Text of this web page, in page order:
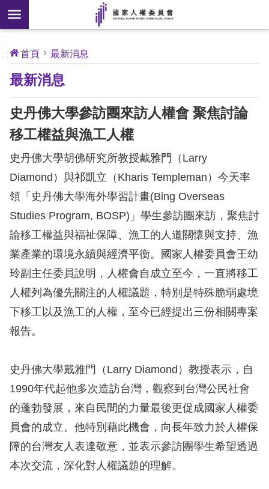
前往主要內容區塊
搜
尋
開
新
]
核
心
人
權
公
約
於
本
會
新
消
息
人
權
業
核
心
人
權
公
約
:::
首頁 最新消息
最新消息
史丹佛大學參訪團來訪人權會 聚焦討論
移工權益與漁工人權
史丹佛大學胡佛研究所教授戴雅門（Larry
Diamond）與祁凱立（Kharis Templeman）今天率
領「史丹佛大學海外學習計畫(Bing Overseas
Studies Program, BOSP)」學生參訪團來訪，聚焦討
論移工權益與福祉保障、漁工的人道關懷與支持、漁
業產業的環境永續與經濟平衡。國家人權委員會王幼
玲副主任委員說明，人權會自成立至今，一直將移工
人權列為優先關注的人權議題，特別是特殊脆弱處境
下移工以及漁工的人權，至今已經提出三份相關專案
報告。
史丹佛大學戴雅門（Larry Diamond）教授表示，自
1990年代起他多次造訪台灣，觀察到台灣公民社會
的蓬勃發展，來自民間的力量最後更促成國家人權委
員會的成立。他特別藉此機會，向長年致力於人權保
障的台灣友人表達敬意，並表示參訪團學生希望透過
本次交流，深化對人權議題的理解。